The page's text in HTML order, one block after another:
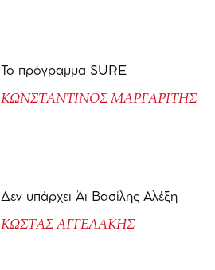
Το πρόγραμμα SURE
ΚΩΝΣΤΑΝΤΙΝΟΣ ΜΑΡΓΑΡΙΤΗΣ
Δεν υπάρχει Άι Βασίλης Αλέξη
ΚΩΣΤΑΣ ΑΓΓΕΛΑΚΗΣ